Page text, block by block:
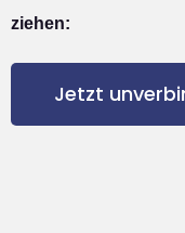
ziehen:
Jetzt